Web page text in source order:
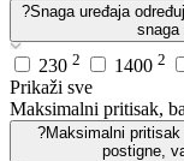
?Snaga uređaja
snaga
230 2 1400 2
Prikaži sve
Maksimalni pritisak,
?Maksimalni
postigne,